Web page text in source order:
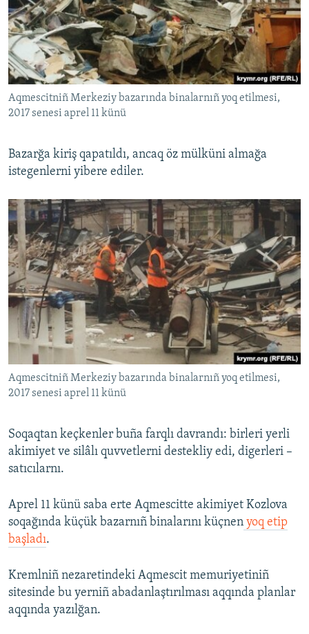
Aqmescitniñ Merkeziy bazarında binalarnıñ yoq etilmesi,
2017 senesi aprel 11 künü
Bazarğa kiriş qapatıldı, ancaq öz mülküni almağa
istegenlerni yibere ediler.
Aqmescitniñ Merkeziy bazarında binalarnıñ yoq etilmesi,
2017 senesi aprel 11 künü
Soqaqtan keçkenler buña farqlı davrandı: birleri yerli
akimiyet ve silâlı quvvetlerni destekliy edi, digerleri –
satıcılarnı.
Aprel 11 künü saba erte Aqmescitte akimiyet Kozlova
soqağında küçük bazarnıñ binalarını küçnen yoq etip
başladı.
Kremlniñ nezaretindeki Aqmescit memuriyetiniñ
sitesinde bu yerniñ abadanlaştırılması aqqında planlar
aqqında yazılğan.